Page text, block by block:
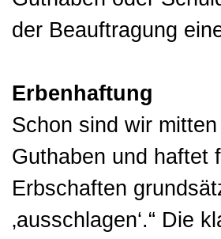
der Beauftragung
Erbenhaftung
Schon sind wir
Guthaben und haftet
Erbschaften
‚ausschlagen‘.“ Die